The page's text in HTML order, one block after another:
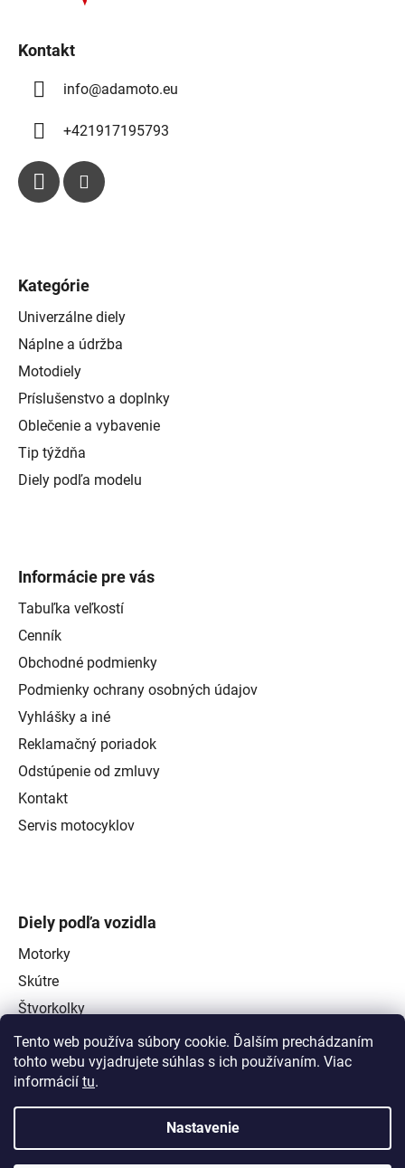
Tento web používa súbory cookie. Ďalším prechádzaním
tohto webu vyjadrujete súhlas s ich používaním. Viac
informácií tu.
Nastavenie
Kontakt
info@adamoto.eu
+421917195793
Kategórie
Univerzálne diely
Náplne a údržba
Motodiely
Príslušenstvo a doplnky
Oblečenie a vybavenie
Tip týždňa
Diely podľa modelu
Informácie pre vás
Tabuľka veľkostí
Cenník
Obchodné podmienky
Podmienky ochrany osobných údajov
Vyhlášky a iné
Reklamačný poriadok
Odstúpenie od zmluvy
Kontakt
Servis motocyklov
Diely podľa vozidla
Motorky
Skútre
Štvorkolky